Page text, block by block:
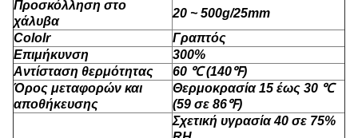
Προσκόλληση στο
χάλυβα
20 ~ 500g/25mm
Cololr
Γραπτός
Επιμήκυνση
300%
Αντίσταση θερμότητας
60 ℃ (140℉)
Όρος μεταφορών και
αποθήκευσης
Θερμοκρασία 15 έως 30 ℃
(59 σε 86℉)
Σχετική υγρασία 40 σε 75%